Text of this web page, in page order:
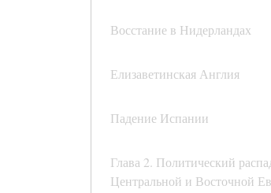
Восстание в Нидерландах
Елизаветинская Англия
Падение Испании
Глава 2. Политический
Центральной и Восточной